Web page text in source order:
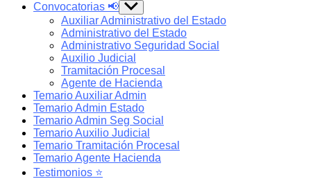
Convocatorias 📢 Show
sub
menu
Auxiliar Administrativo del Estado
Administrativo del Estado
Administrativo Seguridad Social
Auxilio Judicial
Tramitación Procesal
Agente de Hacienda
Temario Auxiliar Admin
Temario Admin Estado
Temario Admin Seg Social
Temario Auxilio Judicial
Temario Tramitación Procesal
Temario Agente Hacienda
Testimonios ⭐️